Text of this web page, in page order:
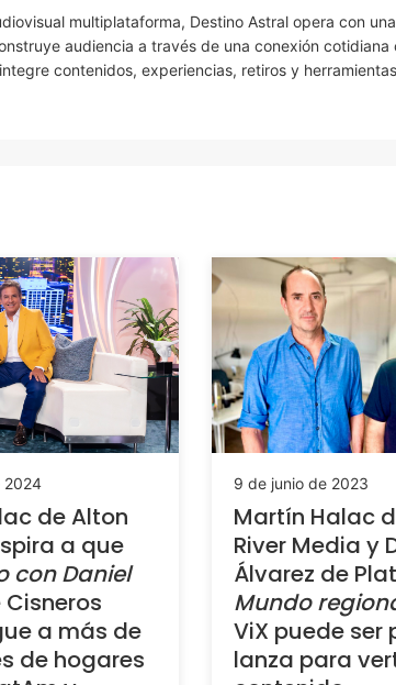
multiplataforma, Destino Astral opera con
audiencia a través de una conexión cotidiana
contenidos, experiencias, retiros y
2024
de Alton
a que
con Daniel
a más de
de hogares
9 de junio de 2023
Martín Halac
River Media y
Álvarez de
Mundo
ViX puede ser
lanza para